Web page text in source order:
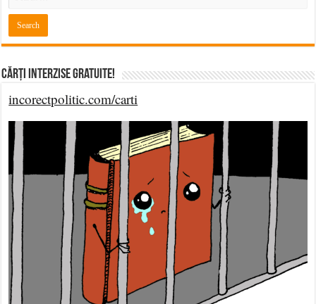
Cărți Interzise Gratuite!
incorectpolitic.com/carti